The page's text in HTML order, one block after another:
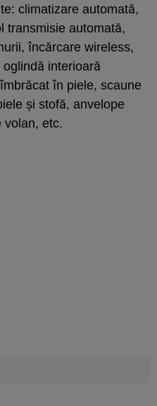
climatizare automată,
transmisie automată,
încărcare wireless,
interioară
în piele, scaune
și stofă, anvelope
volan, etc.